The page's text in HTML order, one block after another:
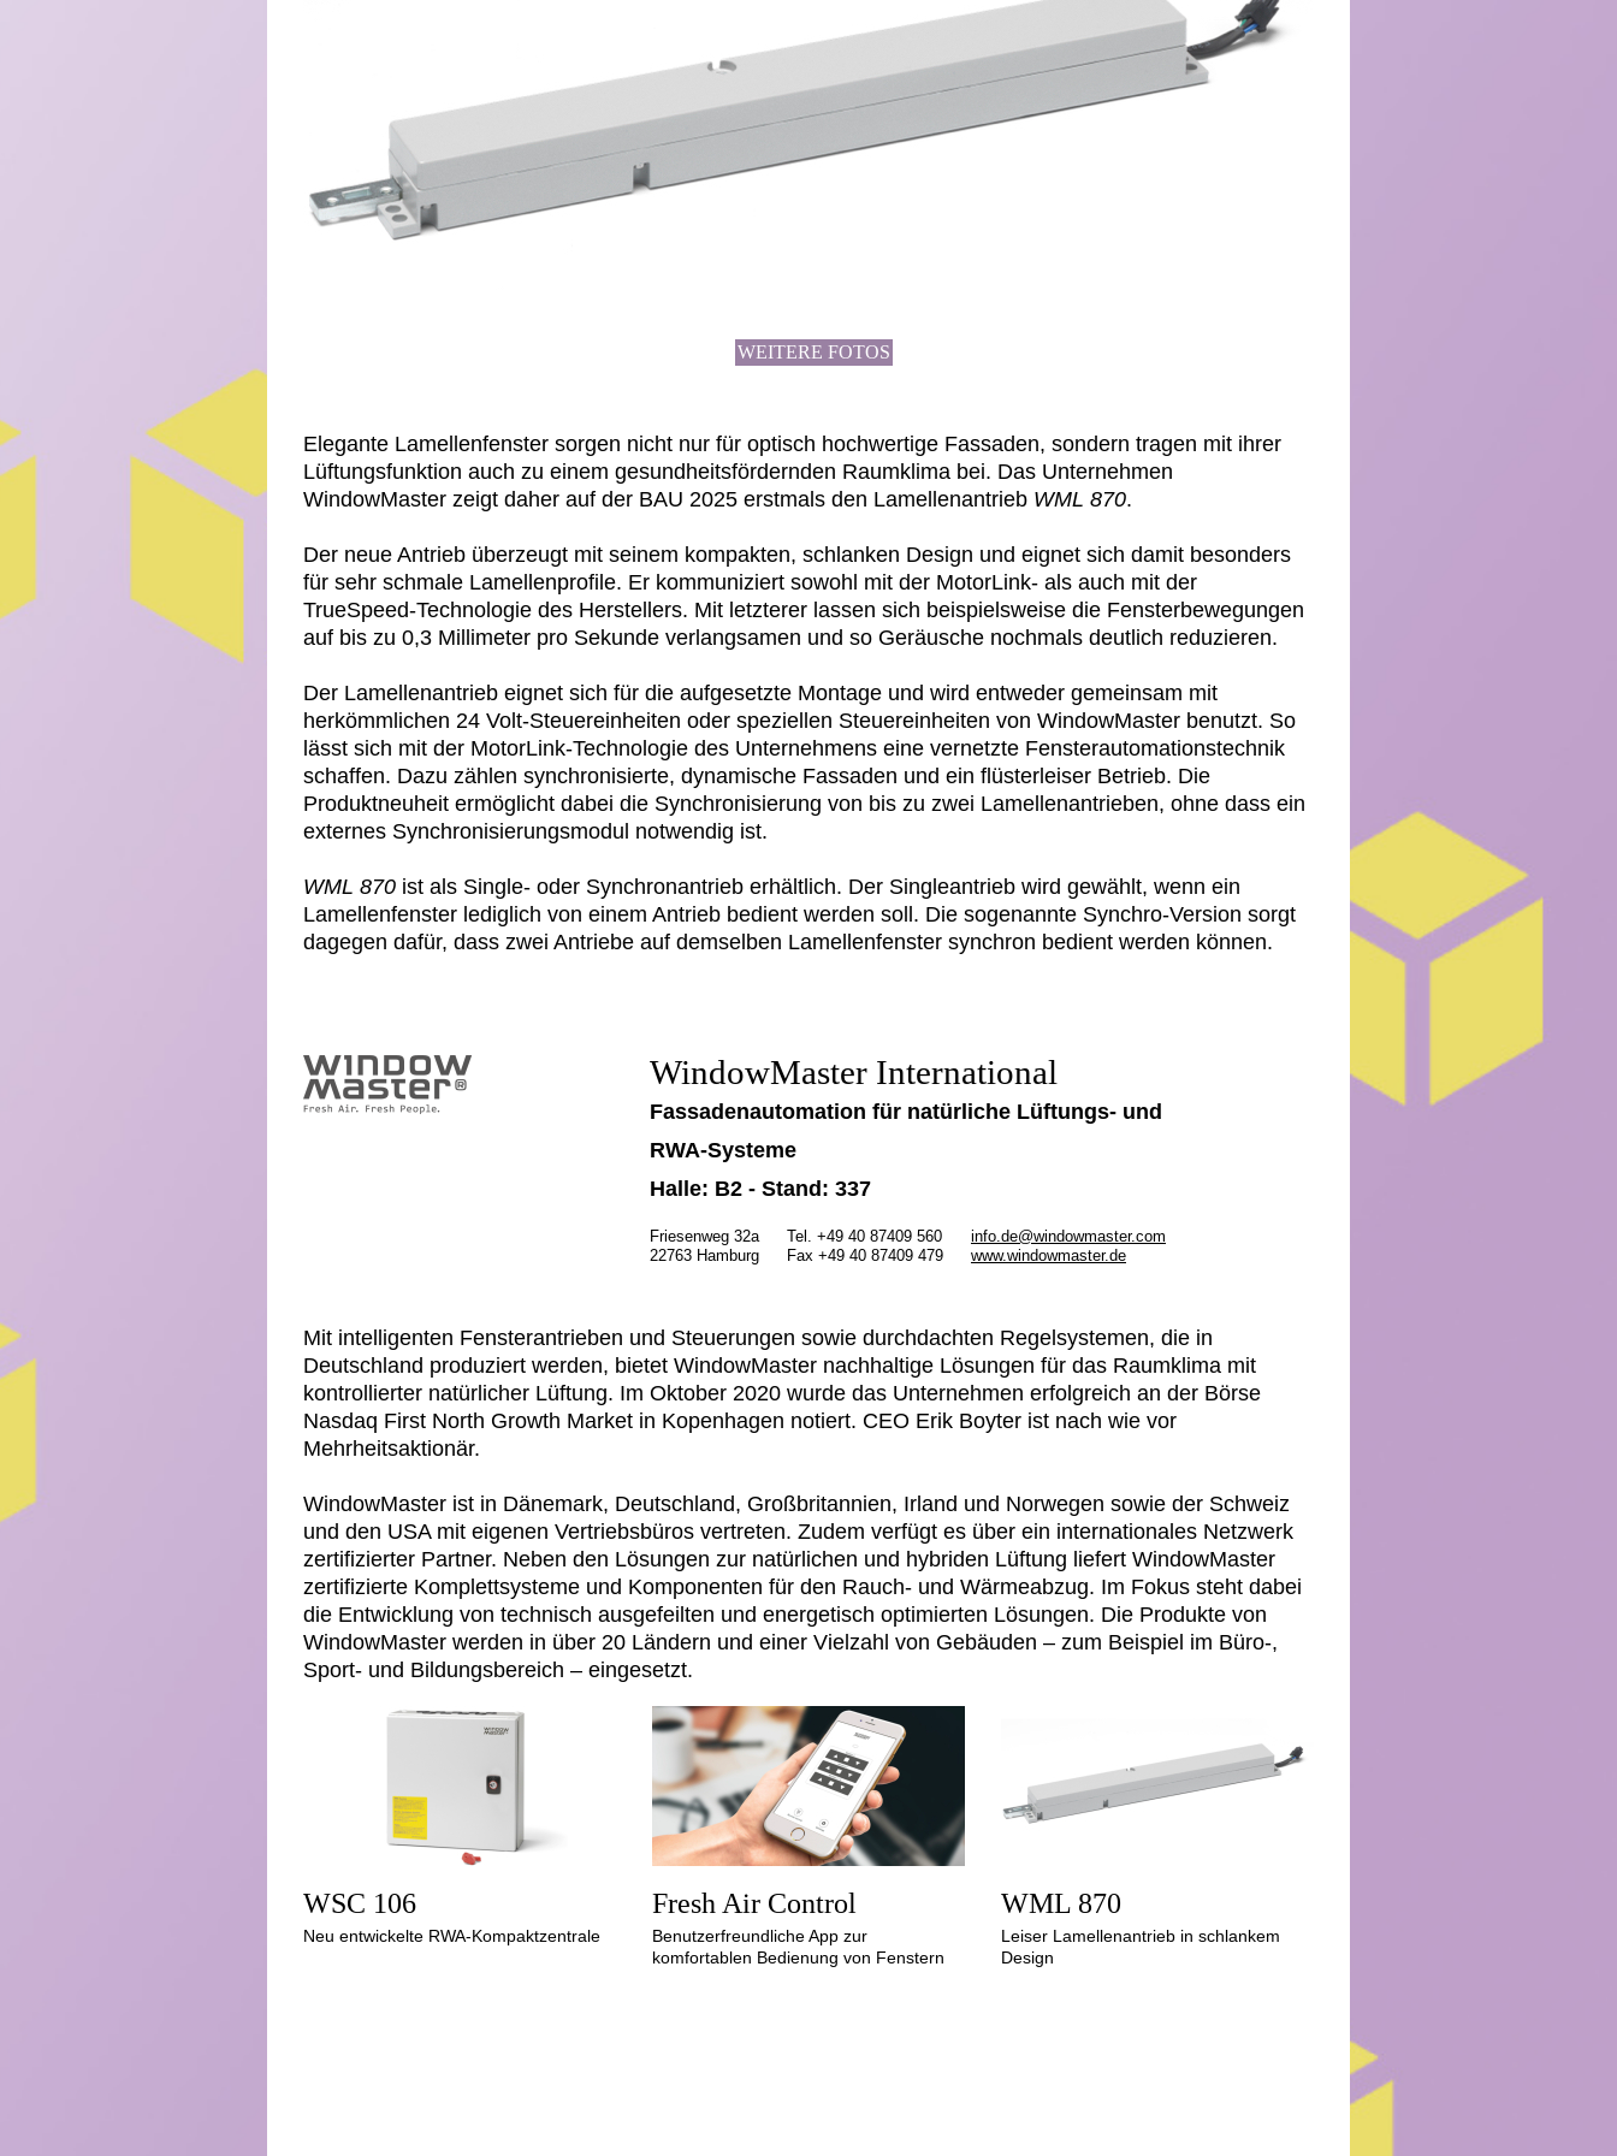
WEITERE FOTOS
Elegante Lamellenfenster sorgen nicht nur für optisch hochwertige Fassaden, sondern tragen mit ihrer
Lüftungsfunktion auch zu einem gesundheitsfördernden Raumklima bei. Das Unternehmen
WindowMaster zeigt daher auf der BAU 2025 erstmals den Lamellenantrieb WML 870.
Der neue Antrieb überzeugt mit seinem kompakten, schlanken Design und eignet sich damit besonders
für sehr schmale Lamellenprofile. Er kommuniziert sowohl mit der MotorLink- als auch mit der
TrueSpeed-Technologie des Herstellers. Mit letzterer lassen sich beispielsweise die Fensterbewegungen
auf bis zu 0,3 Millimeter pro Sekunde verlangsamen und so Geräusche nochmals deutlich reduzieren.
Der Lamellenantrieb eignet sich für die aufgesetzte Montage und wird entweder gemeinsam mit
herkömmlichen 24 Volt-Steuereinheiten oder speziellen Steuereinheiten von WindowMaster benutzt. So
lässt sich mit der MotorLink-Technologie des Unternehmens eine vernetzte Fensterautomationstechnik
schaffen. Dazu zählen synchronisierte, dynamische Fassaden und ein flüsterleiser Betrieb. Die
Produktneuheit ermöglicht dabei die Synchronisierung von bis zu zwei Lamellenantrieben, ohne dass ein
externes Synchronisierungsmodul notwendig ist.
WML 870 ist als Single- oder Synchronantrieb erhältlich. Der Singleantrieb wird gewählt, wenn ein
Lamellenfenster lediglich von einem Antrieb bedient werden soll. Die sogenannte Synchro-Version sorgt
dagegen dafür, dass zwei Antriebe auf demselben Lamellenfenster synchron bedient werden können.
WindowMaster International
Fassadenautomation für natürliche Lüftungs- und
RWA-Systeme
Halle: B2 - Stand: 337
Friesenweg 32a
22763 Hamburg
Tel. +49 40 87409 560
Fax +49 40 87409 479
info.de@windowmaster.com
www.windowmaster.de
Mit intelligenten Fensterantrieben und Steuerungen sowie durchdachten Regelsystemen, die in
Deutschland produziert werden, bietet WindowMaster nachhaltige Lösungen für das Raumklima mit
kontrollierter natürlicher Lüftung. Im Oktober 2020 wurde das Unternehmen erfolgreich an der Börse
Nasdaq First North Growth Market in Kopenhagen notiert. CEO Erik Boyter ist nach wie vor
Mehrheitsaktionär.
WindowMaster ist in Dänemark, Deutschland, Großbritannien, Irland und Norwegen sowie der Schweiz
und den USA mit eigenen Vertriebsbüros vertreten. Zudem verfügt es über ein internationales Netzwerk
zertifizierter Partner. Neben den Lösungen zur natürlichen und hybriden Lüftung liefert WindowMaster
zertifizierte Komplettsysteme und Komponenten für den Rauch- und Wärmeabzug. Im Fokus steht dabei
die Entwicklung von technisch ausgefeilten und energetisch optimierten Lösungen. Die Produkte von
WindowMaster werden in über 20 Ländern und einer Vielzahl von Gebäuden – zum Beispiel im Büro-,
Sport- und Bildungsbereich – eingesetzt.
WSC 106
Neu entwickelte RWA-Kompaktzentrale
Fresh Air Control
Benutzerfreundliche App zur
komfortablen Bedienung von Fenstern
WML 870
Leiser Lamellenantrieb in schlankem
Design